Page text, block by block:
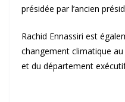
présidée par l’ancien
Rachid Ennassiri est
changement climatique
et du département